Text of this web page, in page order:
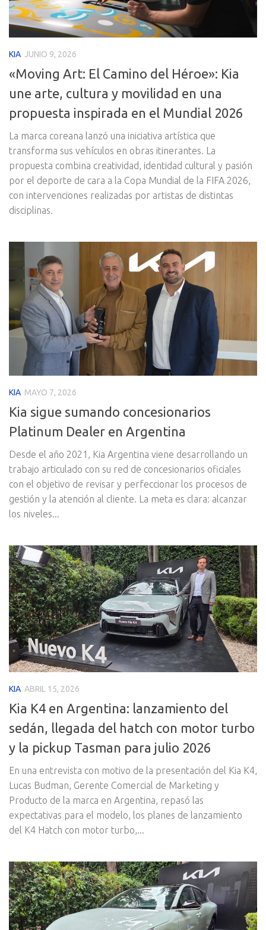
KIA JUNIO 9, 2026
«Moving Art: El Camino del Héroe»: Kia
une arte, cultura y movilidad en una
propuesta inspirada en el Mundial 2026
La marca coreana lanzó una iniciativa artística que
transforma sus vehículos en obras itinerantes. La
propuesta combina creatividad, identidad cultural y pasión
por el deporte de cara a la Copa Mundial de la FIFA 2026,
con intervenciones realizadas por artistas de distintas
disciplinas.
KIA MAYO 7, 2026
Kia sigue sumando concesionarios
Platinum Dealer en Argentina
Desde el año 2021, Kia Argentina viene desarrollando un
trabajo articulado con su red de concesionarios oficiales
con el objetivo de revisar y perfeccionar los procesos de
gestión y la atención al cliente. La meta es clara: alcanzar
los niveles...
KIA ABRIL 15, 2026
Kia K4 en Argentina: lanzamiento del
sedán, llegada del hatch con motor turbo
y la pickup Tasman para julio 2026
En una entrevista con motivo de la presentación del Kia K4,
Lucas Budman, Gerente Comercial de Marketing y
Producto de la marca en Argentina, repasó las
expectativas para el modelo, los planes de lanzamiento
del K4 Hatch con motor turbo,...